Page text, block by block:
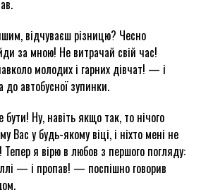
відчуваєш різницю? Чесно
за мною! Не витрачай свій час!
молодих і гарних дівчат! — і
до автобусної зупинки.
Ну, навіть якщо так, то нічого
Вас у будь-якому віці, і ніхто мені не
Тепер я вірю в любов з першого погляду:
— і пропав! — поспішно говорив